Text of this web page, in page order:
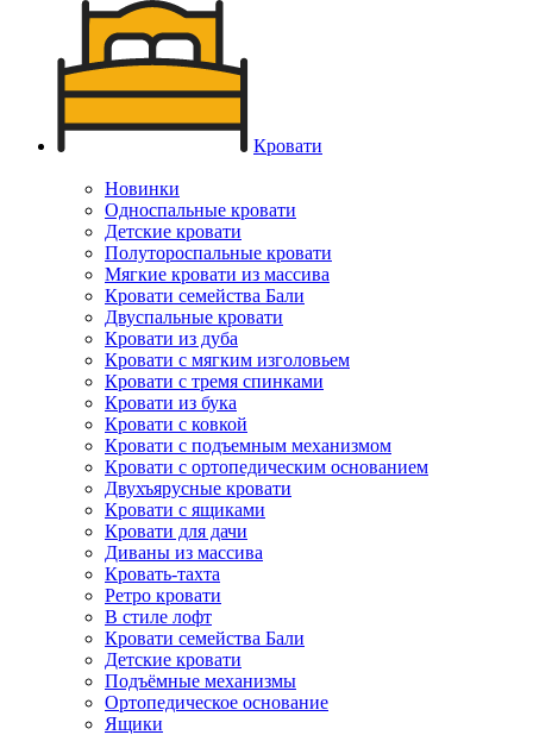
Кровати
Новинки
Односпальные кровати
Детские кровати
Полутороспальные кровати
Мягкие кровати из массива
Кровати семейства Бали
Двуспальные кровати
Кровати из дуба
Кровати с мягким изголовьем
Кровати с тремя спинками
Кровати из бука
Кровати с ковкой
Кровати с подъемным механизмом
Кровати с ортопедическим основанием
Двухъярусные кровати
Кровати с ящиками
Кровати для дачи
Диваны из массива
Кровать-тахта
Ретро кровати
В стиле лофт
Кровати семейства Бали
Детские кровати
Подъёмные механизмы
Ортопедическое основание
Ящики